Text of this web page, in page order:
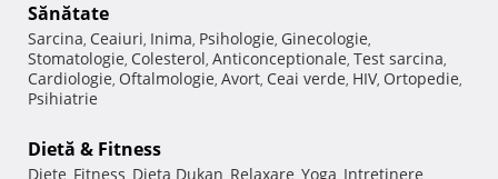
Sănătate
Sarcina, Ceaiuri, Inima, Psihologie, Ginecologie,
Stomatologie, Colesterol, Anticonceptionale, Test sarcina,
Cardiologie, Oftalmologie, Avort, Ceai verde, HIV, Ortopedie,
Psihiatrie
Dietă & Fitness
Diete, Fitness, Dieta Dukan, Relaxare, Yoga, Intretinere,